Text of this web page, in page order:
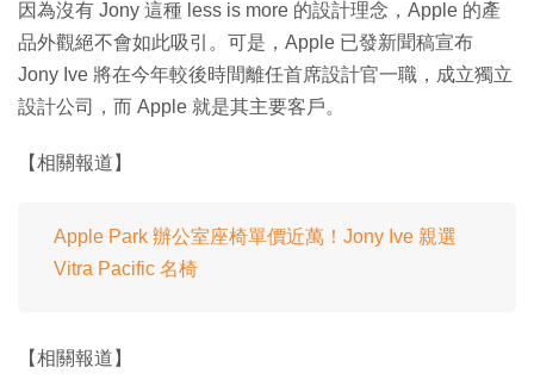
因為沒有 Jony 這種 less is more 的設計理念，Apple 的產
品外觀絕不會如此吸引。可是，Apple 已發新聞稿宣布
Jony Ive 將在今年較後時間離任首席設計官一職，成立獨立
設計公司，而 Apple 就是其主要客戶。
【相關報道】
Apple Park 辦公室座椅單價近萬！Jony Ive 親選
Vitra Pacific 名椅
【相關報道】